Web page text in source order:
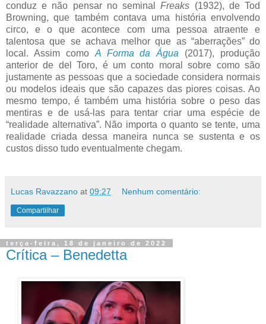
conduz e não pensar no seminalFreaks (1932), de Tod
Browning, que também contava uma história envolvendo
circo, e o que acontece com uma pessoa atraente e
talentosa que se achava melhor que as “aberrações” do
local. Assim como A Forma da Água (2017), produção
anterior de del Toro, é um conto moral sobre como são
justamente as pessoas que a sociedade considera normais
ou modelos ideais que são capazes das piores coisas. Ao
mesmo tempo, é também uma história sobre o peso das
mentiras e de usá-las para tentar criar uma espécie de
“realidade alternativa”. Não importa o quanto se tente, uma
realidade criada dessa maneira nunca se sustenta e os
custos disso tudo eventualmente chegam.
Lucas Ravazzano at 09:27 Nenhum comentário:
Compartilhar
terça-feira, 18 de janeiro de 2022
Crítica – Benedetta